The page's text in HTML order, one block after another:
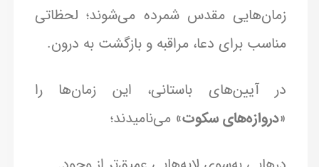
زمان‌هایی مقدس شمرده می‌شوند؛ لحظاتی
مناسب برای دعا، مراقبه و بازگشت به درون.
در آیین‌های باستانی، این زمان‌ها را
«دروازه‌های سکوت» می‌نامیدند؛